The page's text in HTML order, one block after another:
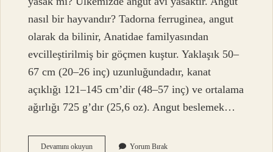
nasıl bir hayvandır? Tadorna ferruginea, angut
olarak da bilinir, Anatidae familyasından
evcilleştirilmiş bir göçmen kuştur. Yaklaşık 50–
67 cm (20–26 inç) uzunluğundadır, kanat
açıklığı 121–145 cm’dir (48–57 inç) ve ortalama
ağırlığı 725 g’dır (25,6 oz). Angut beslemek…
Devamını okuyunAngut
Yorum Bırak